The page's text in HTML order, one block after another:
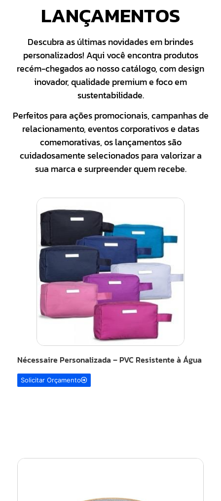
LANÇAMENTOS
Descubra as últimas novidades em brindes
personalizados! Aqui você encontra produtos
recém-chegados ao nosso catálogo, com design
inovador, qualidade premium e foco em
sustentabilidade.
Perfeitos para ações promocionais, campanhas de
relacionamento, eventos corporativos e datas
comemorativas, os lançamentos são
cuidadosamente selecionados para valorizar a
sua marca e surpreender quem recebe.
Nécessaire Personalizada – PVC Resistente à Água
Solicitar Orçamento